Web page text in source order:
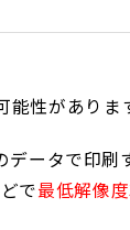
性がありま
データで印刷
で最低解像